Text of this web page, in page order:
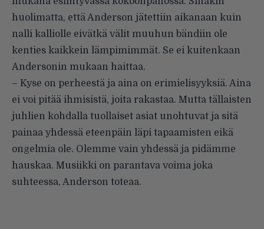
huolimatta, että Anderson jätettiin aikanaan kuin
nalli kalliolle eivätkä välit muuhun bändiin ole
kenties kaikkein lämpimimmät. Se ei kuitenkaan
Andersonin mukaan haittaa.
– Kyse on perheestä ja aina on erimielisyyksiä. Aina
ei voi pitää ihmisistä, joita rakastaa. Mutta tällaisten
juhlien kohdalla tuollaiset asiat unohtuvat ja sitä
painaa yhdessä eteenpäin läpi tapaamisten eikä
ongelmia ole. Olemme vain yhdessä ja pidämme
hauskaa. Musiikki on parantava voima joka
suhteessa, Anderson toteaa.